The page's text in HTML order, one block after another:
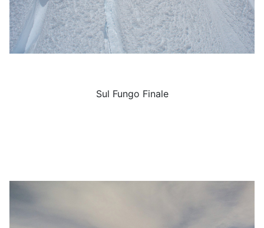
Sul Fungo Finale